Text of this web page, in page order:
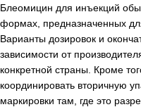
Блеомицин для инъекций
формах, предназначенных
Варианты дозировок и
зависимости от
конкретной страны. Кроме
координировать вторичную
маркировки там, где это